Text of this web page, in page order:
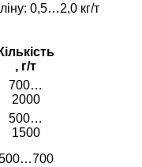
0,5…2,0 кг/т
Кількість
, г/т
700…
2000
500…
1500